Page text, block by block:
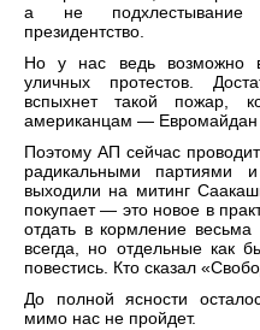
а не подхлестывание
президентство.
Но у нас ведь возможно
уличных протестов.
вспыхнет такой пожар,
американцам — Евромайдан
Поэтому АП сейчас
радикальными партиями
выходили на митинг
покупает — это новое в
отдать в кормление весьма
всегда, но отдельные как
повестись. Кто сказал
До полной ясности
мимо нас не пройдет.